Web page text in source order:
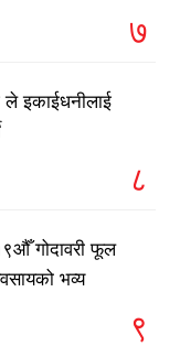
७
इकाईधनीलाई
८
गोदावरी फूल
भव्य
९